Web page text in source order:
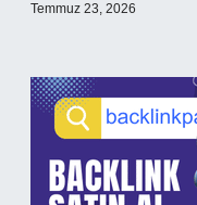
Temmuz 23, 2026